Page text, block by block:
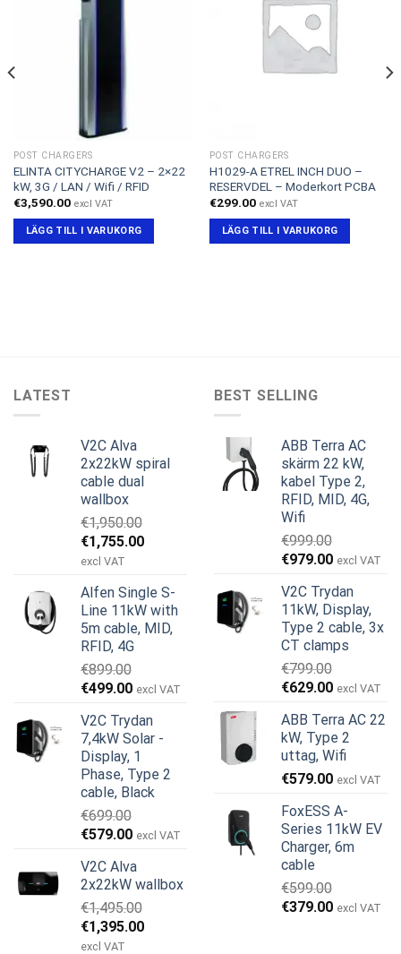
POST CHARGERS
ELINTA CITYCHARGE V2 – 2×22
kW, 3G / LAN / Wifi / RFID
€3,590.00 excl VAT
LÄGG TILL I VARUKORG
POST CHARGERS
H1029-A ETREL INCH DUO –
RESERVDEL – Moderkort PCBA
€299.00 excl VAT
LÄGG TILL I VARUKORG
LATEST
V2C Alva
2x22kW spiral
cable dual
wallbox
€1,950.00
Det
ursprungliga
var:
€1,950.00.
€1,755.00Det
är:
€1,755.00.
excl VAT
Alfen Single S-
Line 11kW with
5m cable, MID,
RFID, 4G
€899.00
Det
priset
var:
€899.00.
€499.00Det
priset
är:
€499.00.
excl VAT
V2C Trydan
7,4kW Solar -
Display, 1
Phase, Type 2
cable, Black
€699.00
Det
priset
var:
€699.00.
€579.00Det
priset
är:
€579.00.
excl VAT
V2C Alva
2x22kW wallbox
€1,495.00
Det
ursprungliga
€1,395.00Det
excl VAT
BEST SELLING
ABB Terra AC
skärm 22 kW,
kabel Type 2,
RFID, MID, 4G,
Wifi
€999.00
Det
priset
var:
€999.00.
€979.00Det
priset
är:
€979.00.
excl VAT
V2C Trydan
11kW, Display,
Type 2 cable, 3x
CT clamps
€799.00
Det
priset
var:
€799.00.
€629.00Det
priset
är:
€629.00.
excl VAT
ABB Terra AC 22
kW, Type 2
uttag, Wifi
€579.00 excl VAT
FoxESS A-
Series 11kW EV
Charger, 6m
cable
€599.00
Det
€379.00Det
excl VAT